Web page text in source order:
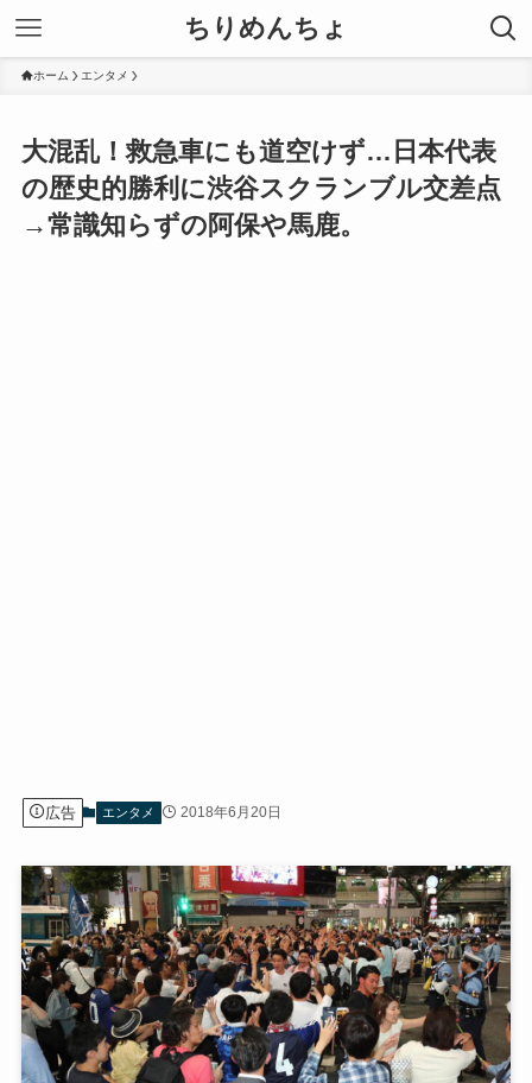
ちりめんちょ
ホーム エンタメ
大混乱！救急車にも道空けず…日本代表
の歴史的勝利に渋谷スクランブル交差点
→常識知らずの阿保や馬鹿。
広告 エンタメ 2018年6月20日